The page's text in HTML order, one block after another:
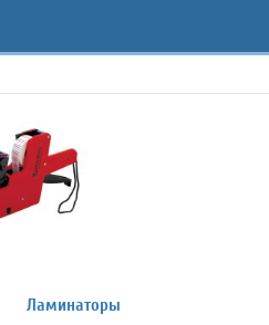
Ламинаторы